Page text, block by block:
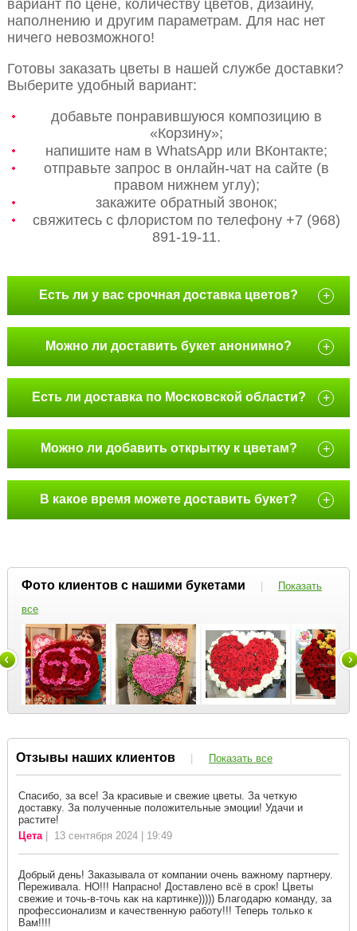
вариант по цене, количеству цветов, дизайну,
наполнению и другим параметрам. Для нас нет
ничего невозможного!
Готовы заказать цветы в нашей службе доставки?
Выберите удобный вариант:
добавьте понравившуюся композицию в
«Корзину»;
напишите нам в WhatsApp или ВКонтакте;
отправьте запрос в онлайн-чат на сайте (в
правом нижнем углу);
закажите обратный звонок;
свяжитесь с флористом по телефону +7 (968)
891-19-11.
Есть ли у вас срочная доставка цветов? +
Можно ли доставить букет анонимно? +
Есть ли доставка по Московской области? +
Можно ли добавить открытку к цветам? +
В какое время можете доставить букет? +
Фото клиентов с нашими букетами |
Показать
все
Отзывы наших клиентов | Показать все
Спасибо, за все! За красивые и свежие цветы. За четкую
доставку. За полученные положительные эмоции! Удачи и
растите!
Цета| 13 сентября 2024 | 19:49
Добрый день! Заказывала от компании очень важному партнеру.
Переживала. НО!!! Напрасно! Доставлено всё в срок! Цветы
свежие и точь-в-точь как на картинке))))) Благодарю команду, за
профессионализм и качественную работу!!! Теперь только к
Вам!!!!